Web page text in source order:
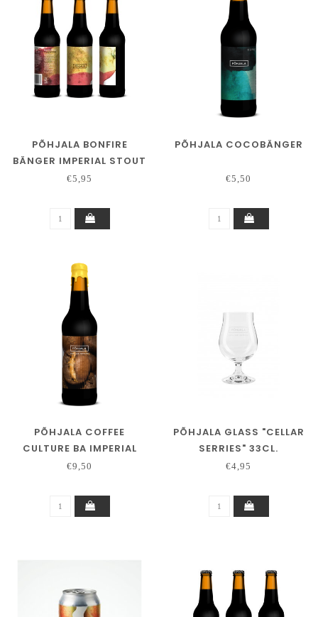
PÕHJALA BONFIRE
BÄNGER IMPERIAL STOUT
€5,95
PÕHJALA COCOBÄNGER
€5,50
PÕHJALA COFFEE
CULTURE BA IMPERIAL
STOUT
€9,50
PÕHJALA GLASS "CELLAR
SERRIES" 33CL.
€4,95